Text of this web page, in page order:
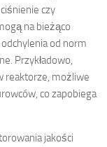
czy
na bieżąco
od norm
Przykładowo,
reaktorze, możliwe
co zapobiega
jakości